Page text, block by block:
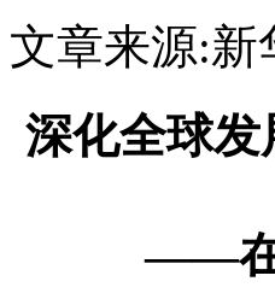
文章来源:新
深化全球发
——在